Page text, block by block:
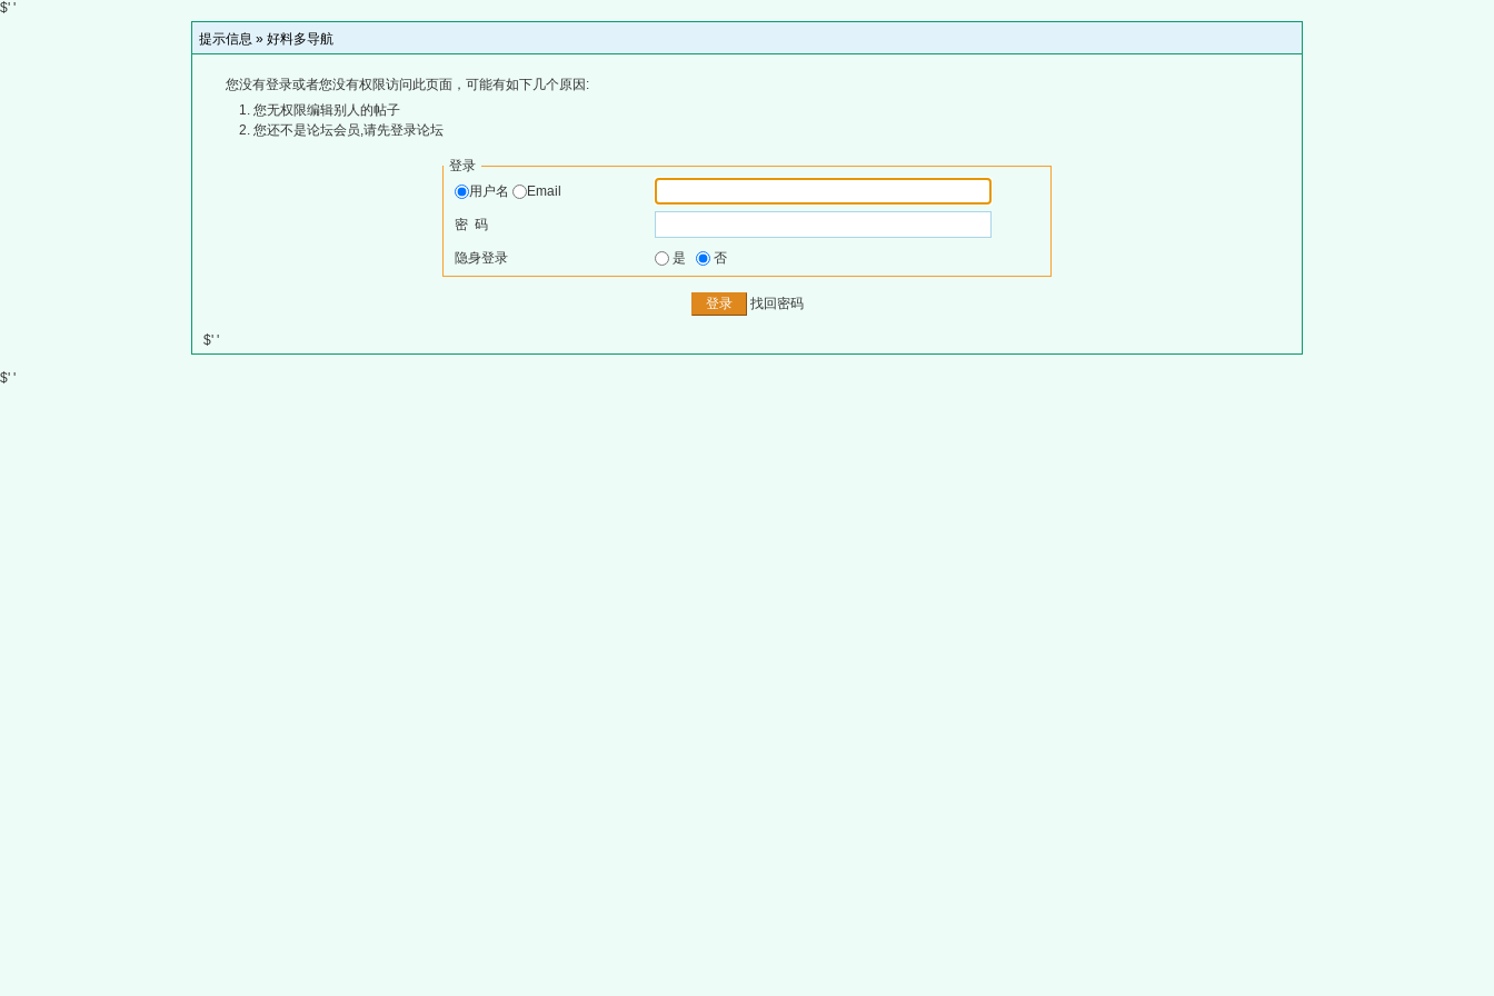
$' '
提示信息 » 好料多导航
您没有登录或者您没有权限访问此页面，可能有如下几个原因:
您无权限编辑别人的帖子
您还不是论坛会员,请先登录论坛
登录
用户名
Email
密 码
隐身登录 是 否
找回密码
$' '
$' '